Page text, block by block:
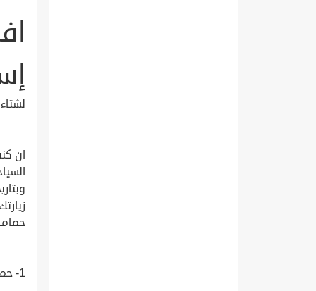
لشتاء دافئ
ان
1- حمام علي باشا في إسطنبول Ali Pa?a Hamam?- ?stanbul